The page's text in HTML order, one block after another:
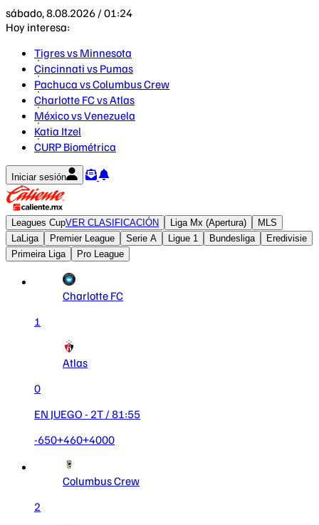
sábado, 8.08.2026 / 01:24
Hoy interesa:
Tigres vs Minnesota
Cincinnati vs Pumas
Pachuca vs Columbus Crew
Charlotte FC vs Atlas
México vs Venezuela
Katia Itzel
CURP Biométrica
Iniciar sesión
Leagues CupVER CLASIFICACIÓN Liga Mx (Apertura)
MLS
LaLiga
Premier League Serie A Ligue 1 Bundesliga
Eredivisie
Primeira Liga
Pro League
Charlotte FC
1
Atlas
0
EN JUEGO - 2T/ 81:56
-650+460+4000
Columbus Crew
2